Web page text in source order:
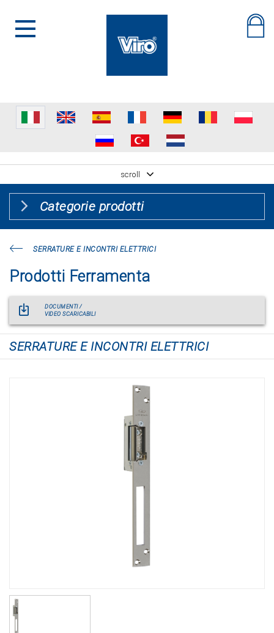
scroll
Categorie prodotti
SERRATURE E INCONTRI ELETTRICI
Prodotti Ferramenta
DOCUMENTI /
VIDEO SCARICABILI
SERRATURE E INCONTRI ELETTRICI